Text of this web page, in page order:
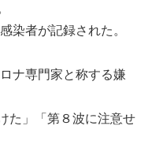
染者が記録された。
ナ専門家と称する嫌
た」「第８波に注意せ